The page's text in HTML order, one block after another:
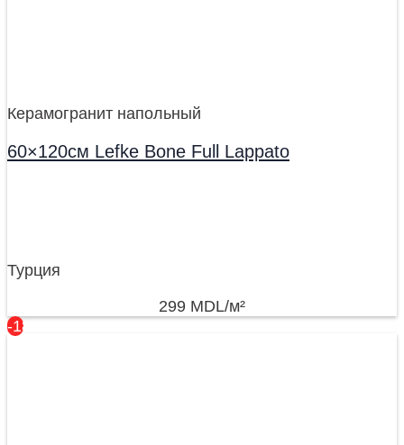
Керамогранит напольный
60×120см Lefke Bone Full Lappato
Турция
299 MDL/м²
-18%